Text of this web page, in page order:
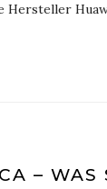
Hersteller
– WAS